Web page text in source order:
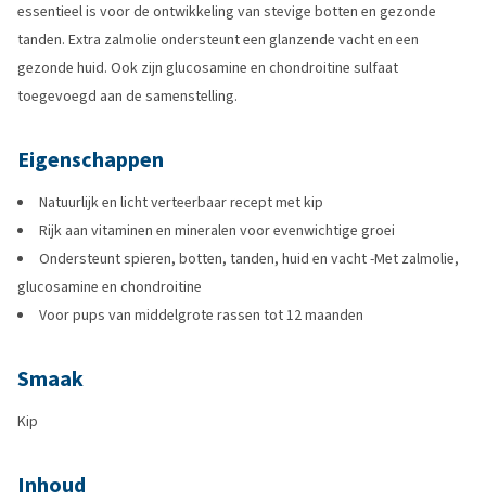
essentieel is voor de ontwikkeling van stevige botten en gezonde
tanden. Extra zalmolie ondersteunt een glanzende vacht en een
gezonde huid. Ook zijn glucosamine en chondroitine sulfaat
toegevoegd aan de samenstelling.
Eigenschappen
Natuurlijk en licht verteerbaar recept met kip
Rijk aan vitaminen en mineralen voor evenwichtige groei
Ondersteunt spieren, botten, tanden, huid en vacht -Met zalmolie,
glucosamine en chondroitine
Voor pups van middelgrote rassen tot 12 maanden
Smaak
Kip
Inhoud